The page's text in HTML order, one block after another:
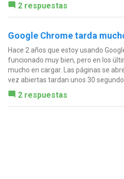
2 respuestas
Google Chrome tarda
Hace 2 años que estoy usando
funcionado muy bien, pero en los
mucho en cargar. Las páginas se
vez abiertas tardan unos 30
2 respuestas